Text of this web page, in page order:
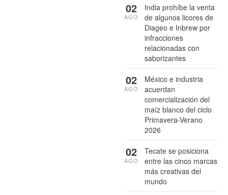
India prohíbe la venta
de algunos licores de
Diageo e Inbrew por
infracciones
relacionadas con
saborizantes
02
AGO
México e industria
acuerdan
comercialización del
maíz blanco del ciclo
Primavera-Verano
2026
02
AGO
Tecate se posiciona
entre las cinco marcas
más creativas del
mundo
02
AGO